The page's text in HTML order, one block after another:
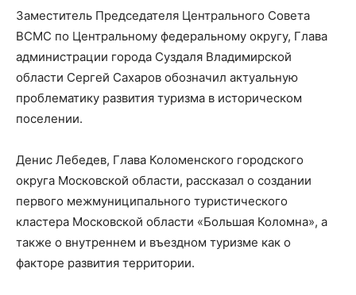
Заместитель Председателя Центрального Совета
ВСМС по Центральному федеральному округу, Глава
администрации города Суздаля Владимирской
области Сергей Сахаров обозначил актуальную
проблематику развития туризма в историческом
поселении.
Денис Лебедев, Глава Коломенского городского
округа Московской области, рассказал о создании
первого межмуниципального туристического
кластера Московской области «Большая Коломна», а
также о внутреннем и въездном туризме как о
факторе развития территории.